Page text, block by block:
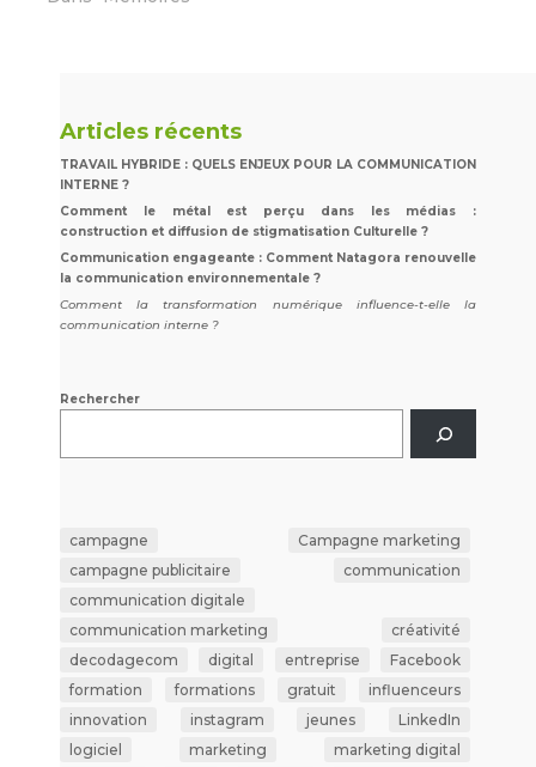
Articles récents
TRAVAIL HYBRIDE : QUELS ENJEUX POUR LA COMMUNICATION
INTERNE ?
Comment le métal est perçu dans les médias :
construction et diffusion de stigmatisation Culturelle ?
Communication engageante : Comment Natagora renouvelle
la communication environnementale ?
Comment la transformation numérique influence-t-elle la
communication interne ?
Rechercher
campagne
Campagne marketing
campagne publicitaire
communication
communication digitale
communication marketing
créativité
decodagecom
digital entreprise
Facebook
formation
formations gratuit
influenceurs
innovation
instagram jeunes
LinkedIn
logiciel
marketing
marketing digital